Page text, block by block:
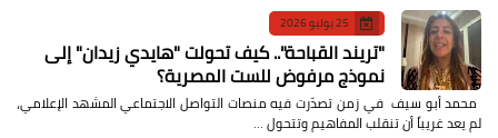
25 يوليو 2026
​"تريند القباحة".. كيف تحولت "هايدي زيدان" إلى
نموذج مرفوض للست المصرية؟
​ محمد أبو سيف ​في زمن تصدّرت فيه منصات التواصل الاجتماعي المشهد الإعلامي،
لم يعد غريباً أن تنقلب المفاهيم وتتحول …